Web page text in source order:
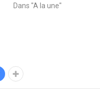
Dans "A la une"